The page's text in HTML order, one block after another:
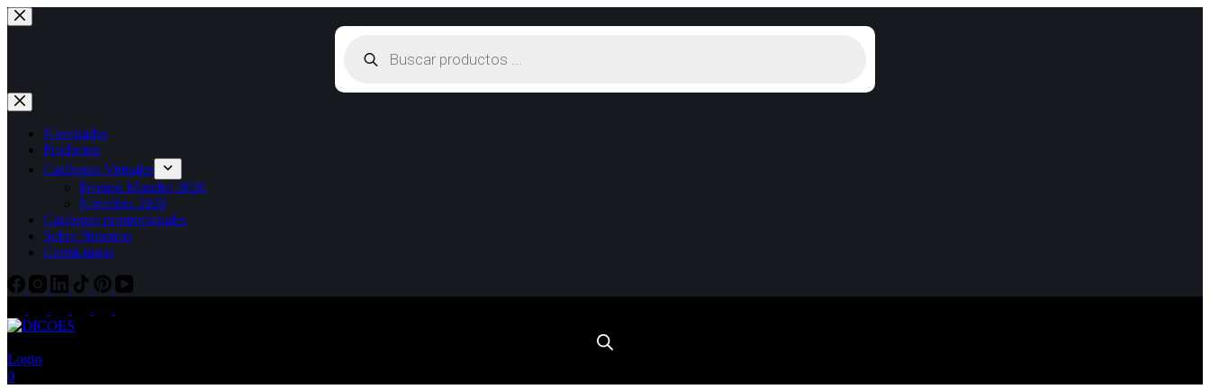
Novedades
Productos
Catálogos Virtuales
Promos Mundial 2026
Novelties 2026
Catalogos promocionales
Sobre Nosotros
Contáctanos
Login
0